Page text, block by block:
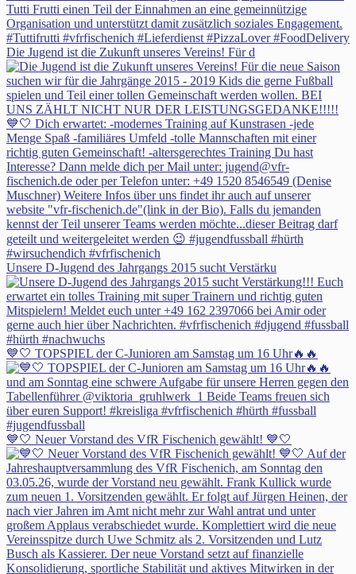
Die Jugend ist die Zukunft unseres Vereins! Für d
Unsere D-Jugend des Jahrgangs 2015 sucht Verstärku
💙🤍 TOPSPIEL der C-Junioren am Samstag um 16 Uhr🔥🔥
💙🤍 Neuer Vorstand des VfR Fischenich gewählt! 💙🤍